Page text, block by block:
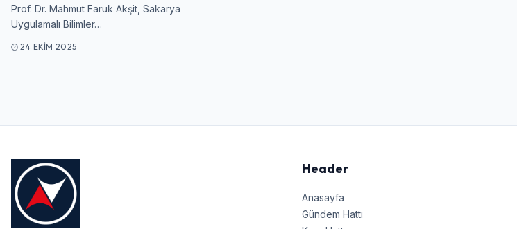
Prof. Dr. Mahmut Faruk Akşit, Sakarya
Uygulamalı Bilimler…
24 EKIM 2025
Header
Anasayfa
Gündem Hattı